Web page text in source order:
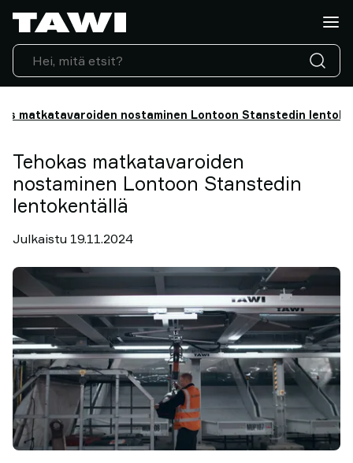
matkatavaroiden nostaminen Lontoon Stanstedin
Tehokas matkatavaroiden
nostaminen Lontoon Stanstedin
lentokentällä
Julkaistu 19.11.2024
Mitä
haluatte
nostaa?
Nostolaitteet
Toimialat
Huolto
tuki
Suositukset
Näkemyksiä
nostamisesta
yhteyttä
Miksi
TAWI